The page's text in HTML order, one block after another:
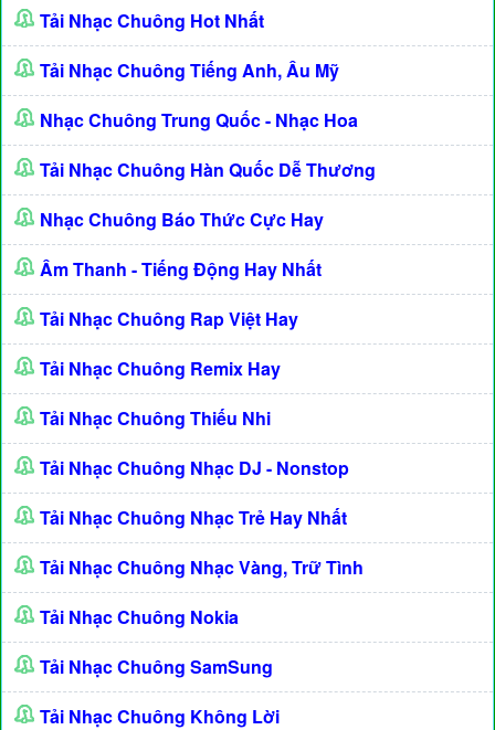
Tải Nhạc Chuông Hot Nhất
Tải Nhạc Chuông Tiếng Anh, Âu Mỹ
Nhạc Chuông Trung Quốc - Nhạc Hoa
Tải Nhạc Chuông Hàn Quốc Dễ Thương
Nhạc Chuông Báo Thức Cực Hay
Âm Thanh - Tiếng Động Hay Nhất
Tải Nhạc Chuông Rap Việt Hay
Tải Nhạc Chuông Remix Hay
Tải Nhạc Chuông Thiếu Nhi
Tải Nhạc Chuông Nhạc DJ - Nonstop
Tải Nhạc Chuông Nhạc Trẻ Hay Nhất
Tải Nhạc Chuông Nhạc Vàng, Trữ Tình
Tải Nhạc Chuông Nokia
Tải Nhạc Chuông SamSung
Tải Nhạc Chuông Không Lời